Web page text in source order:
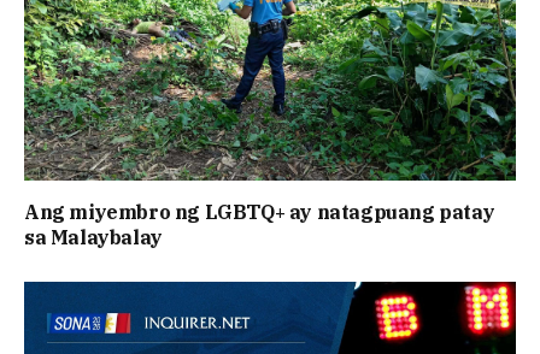
Ang miyembro ng LGBTQ+ ay natagpuang patay
sa Malaybalay